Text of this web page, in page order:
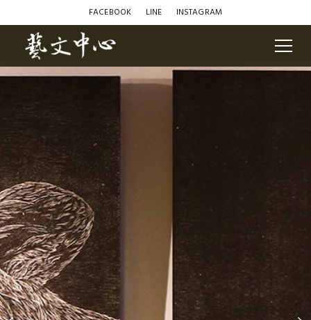
FACEBOOK LINE INSTAGRAM